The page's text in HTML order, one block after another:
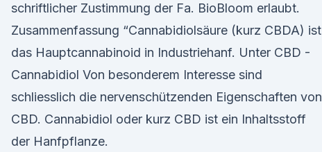
schriftlicher Zustimmung der Fa. BioBloom erlaubt.
Zusammenfassung “Cannabidiolsäure (kurz CBDA) ist
das Hauptcannabinoid in Industriehanf. Unter CBD -
Cannabidiol Von besonderem Interesse sind
schliesslich die nervenschützenden Eigenschaften von
CBD. Cannabidiol oder kurz CBD ist ein Inhaltsstoff
der Hanfpflanze.